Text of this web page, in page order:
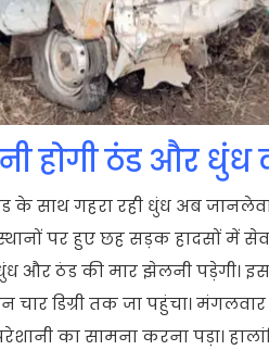
होगी ठंड और धुंध
के साथ गहरा रही धुंध अब
पर हुए छह सड़क हादसों में
और ठंड की मार झेलनी
चार डिग्री तक जा पहुंचा।
का सामना करना पड़ा।